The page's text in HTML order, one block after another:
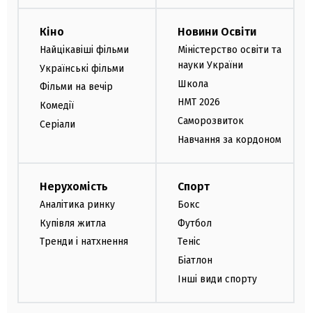
Кіно
Найцікавіші фільми
Українські фільми
Фільми на вечір
Комедії
Серіали
Новини Освіти
Міністерство освіти та
науки України
Школа
НМТ 2026
Саморозвиток
Навчання за кордоном
Нерухомість
Аналітика ринку
Купівля житла
Тренди і натхнення
Спорт
Бокс
Футбол
Теніс
Біатлон
Інші види спорту